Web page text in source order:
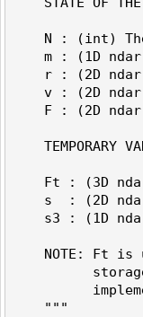
N : (int)
m : (1D
r : (2D
v : (2D
F : (2D
TEMPORARY
Ft : (3D
s  : (2D
s3 : (1D
NOTE: Ft is
    """